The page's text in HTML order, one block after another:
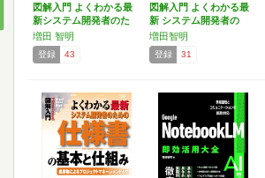
図解入門 よくわかる最
新システム開発者のた
め…
増田 智明
登録 43
図解入門 よくわかる最
新 システム開発者の
た…
増田智明
登録 31